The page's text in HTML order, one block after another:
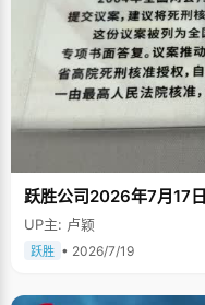
跃胜公司2026年7月17日
UP主: 卢颖
跃胜 • 2026/7/19